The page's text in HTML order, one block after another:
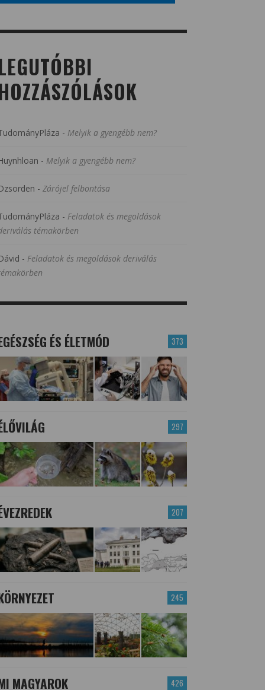
- Melyik a gyengébb nem?
- Melyik a gyengébb nem?
- Zárójel felbontása
- Feladatok és megoldások
témakörben
- Feladatok és megoldások deriválás
373
ÉS ÉLETMÓD
297
207
245
426
MAGYAROK